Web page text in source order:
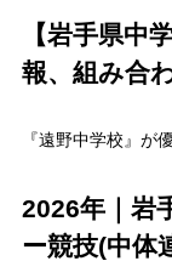
【岩手県中
報、組み合
『遠野中学校』が
2026年｜岩
ー競技(中体